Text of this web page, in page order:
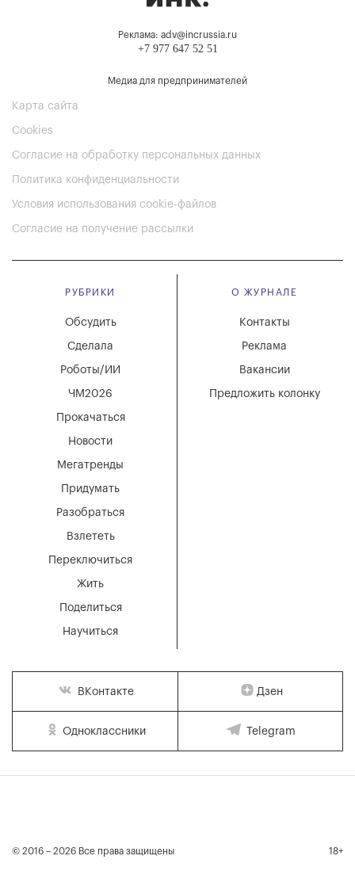
Реклама: adv@incrussia.ru
+7 977 647 52 51
Медиа для предпринимателей
Карта сайта
Cookies
Согласие на обработку персональных данных
Политика конфиденциальности
Условия использования cookie-файлов
Согласие на получение рассылки
РУБРИКИ
Мегатренды
Придумать
Разобраться
Взлететь
Новости
Переключиться
Жить
Поделиться
Научиться
Обсудить
Сделала
Роботы/ИИ
ЧМ2026
Прокачаться
О ЖУРНАЛЕ
Вакансии
Реклама
Контакты
Предложить колонку
ВКонтакте Дзен
Одноклассники Telegram
© 2016 – 2026 Все права защищены 18+